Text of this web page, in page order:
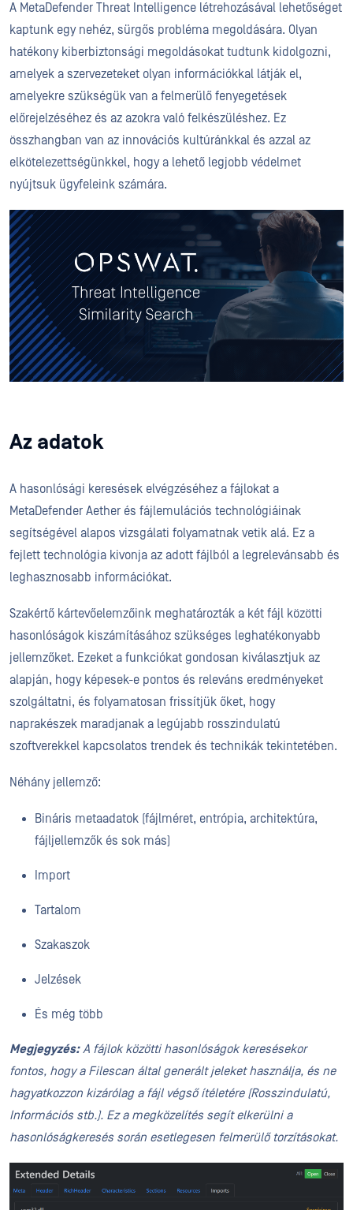
A MetaDefender Threat Intelligence létrehozásával lehetőséget
kaptunk egy nehéz, sürgős probléma megoldására. Olyan
hatékony kiberbiztonsági megoldásokat tudtunk kidolgozni,
amelyek a szervezeteket olyan információkkal látják el,
amelyekre szükségük van a felmerülő fenyegetések
előrejelzéséhez és az azokra való felkészüléshez. Ez
összhangban van az innovációs kultúránkkal és azzal az
elkötelezettségünkkel, hogy a lehető legjobb védelmet
nyújtsuk ügyfeleink számára.
Az adatok
A hasonlósági keresések elvégzéséhez a fájlokat a
MetaDefender Aether és fájlemulációs technológiáinak
segítségével alapos vizsgálati folyamatnak vetik alá. Ez a
fejlett technológia kivonja az adott fájlból a legrelevánsabb és
leghasznosabb információkat.
Szakértő kártevőelemzőink meghatározták a két fájl közötti
hasonlóságok kiszámításához szükséges leghatékonyabb
jellemzőket. Ezeket a funkciókat gondosan kiválasztjuk az
alapján, hogy képesek-e pontos és releváns eredményeket
szolgáltatni, és folyamatosan frissítjük őket, hogy
naprakészek maradjanak a legújabb rosszindulatú
szoftverekkel kapcsolatos trendek és technikák tekintetében.
Néhány jellemző:
Bináris metaadatok (fájlméret, entrópia, architektúra,
fájljellemzők és sok más)
Import
Tartalom
Szakaszok
Jelzések
És még több
Megjegyzés:A fájlok közötti hasonlóságok keresésekor
fontos, hogy a Filescan által generált jeleket használja, és ne
hagyatkozzon kizárólag a fájl végső ítéletére (Rosszindulatú,
Információs stb.). Ez a megközelítés segít elkerülni a
hasonlóságkeresés során esetlegesen felmerülő torzításokat.